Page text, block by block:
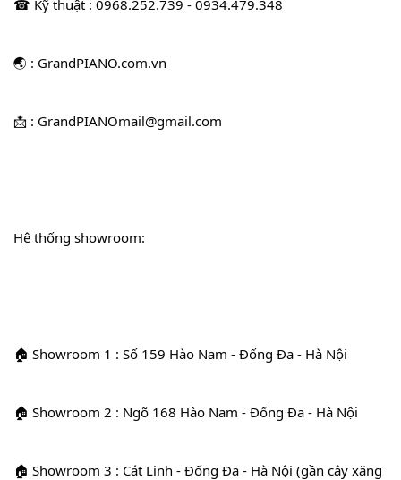
☎ Kỹ thuật : 0968.252.739 - 0934.479.348
🌏 : GrandPIANO.com.vn
📩 : GrandPIANOmail@gmail.com
Hệ thống showroom:
🏠 Showroom 1 : Số 159 Hào Nam - Đống Đa - Hà Nội
🏠 Showroom 2 : Ngõ 168 Hào Nam - Đống Đa - Hà Nội
🏠 Showroom 3 : Cát Linh - Đống Đa - Hà Nội (gần cây xăng